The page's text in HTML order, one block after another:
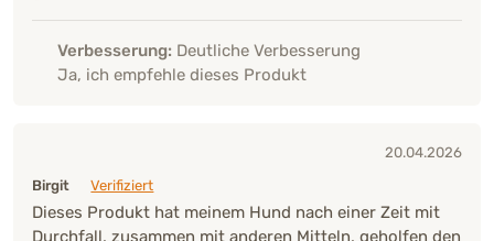
Verbesserung: Deutliche Verbesserung
Ja, ich empfehle dieses Produkt
20.04.2026
Birgit
Verifiziert
Dieses Produkt hat meinem Hund nach einer Zeit mit
Durchfall, zusammen mit anderen Mitteln, geholfen den